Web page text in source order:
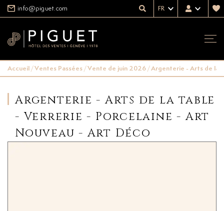
info@piguet.com FR
Accueil/Ventes Passées/Vente de juin 2026/Argenterie - Arts de la
Argenterie - Arts de la table
- Verrerie - Porcelaine - Art
Nouveau - Art Déco